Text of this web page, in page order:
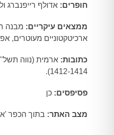
חופרים: אדולף רייפנברג וליאון מאייר
ממצאים עיקריים: מבנה
ארכיטקטוניים מעוטרים,
כתובות:
1412-1414).
פסיפסים: כן
מצב האתר: בתוך הכפר